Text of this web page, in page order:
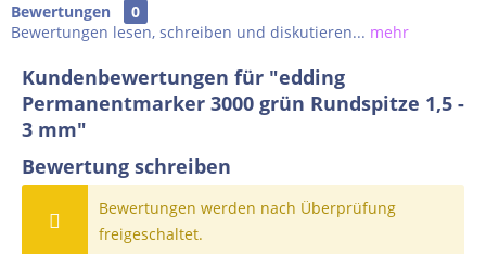
Bewertungen
0
Bewertungen lesen, schreiben und diskutieren... mehr
Kundenbewertungen für "edding
Permanentmarker 3000 grün Rundspitze 1,5 -
3 mm"
Bewertung schreiben
Bewertungen werden nach Überprüfung
freigeschaltet.